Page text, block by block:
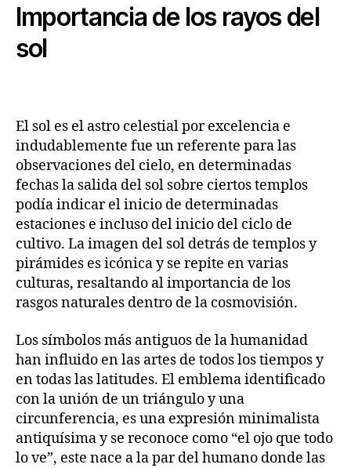
Importancia de los rayos del
sol
El sol es el astro celestial por excelencia e
indudablemente fue un referente para las
observaciones del cielo, en determinadas
fechas la salida del sol sobre ciertos templos
podía indicar el inicio de determinadas
estaciones e incluso del inicio del ciclo de
cultivo. La imagen del sol detrás de templos y
pirámides es icónica y se repite en varias
culturas, resaltando al importancia de los
rasgos naturales dentro de la cosmovisión.
Los símbolos más antiguos de la humanidad
han influido en las artes de todos los tiempos y
en todas las latitudes. El emblema identificado
con la unión de un triángulo y una
circunferencia, es una expresión minimalista
antiquísima y se reconoce como “el ojo que todo
lo ve”, este nace a la par del humano donde las